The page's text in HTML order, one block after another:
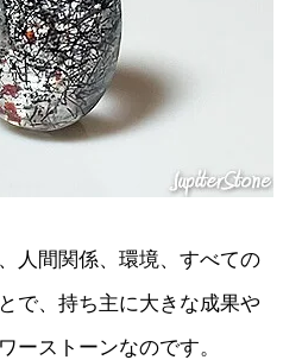
人間関係、環境、すべての
で、持ち主に大きな成果や
ーストーンなのです。